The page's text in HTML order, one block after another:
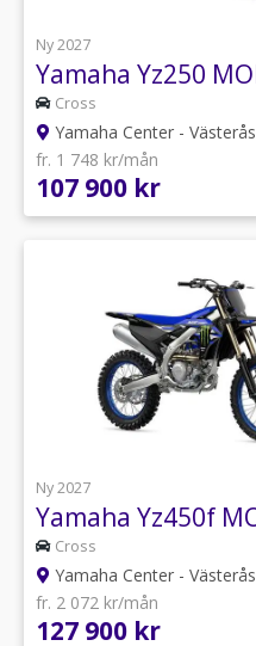
Ny 2027
Cross
Yamaha Center - Västerås
fr. 1 748 kr/mån
107 900 kr
Ny 2027
Cross
Yamaha Center - Västerås
fr. 2 072 kr/mån
127 900 kr